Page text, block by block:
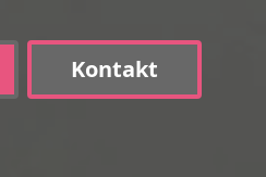
Kontakt